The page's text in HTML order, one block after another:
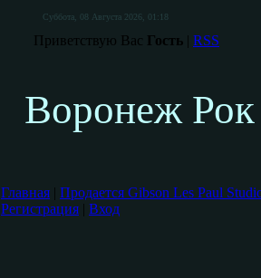
Суббота, 08 Августа 2026, 01:18
Приветствую Вас Гость | RSS
Воронеж
Главная | Продается Gibson Les Paul
Регистрация | Вход